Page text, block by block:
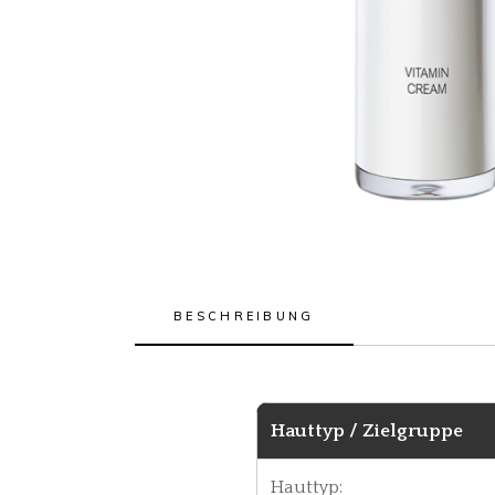
BESCHREIBUNG
Hauttyp / Zielgruppe
Hauttyp: